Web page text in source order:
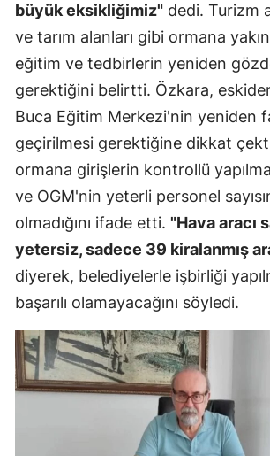
büyük eksikliğimiz" dedi. Turizm
ve tarım alanları gibi ormana
eğitim ve tedbirlerin yeniden
gerektiğini belirtti. Özkara,
Buca Eğitim Merkezi'nin yeniden
geçirilmesi gerektiğine dikkat
ormana girişlerin kontrollü
ve OGM'nin yeterli personel
olmadığını ifade etti. "Hava aracı
yetersiz, sadece 39 kiralanmış
diyerek, belediyelerle işbirliği
başarılı olamayacağını söyledi.